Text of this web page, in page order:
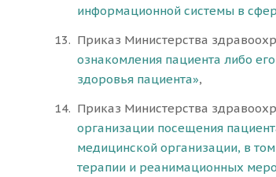
информационной системы в
Приказ Министерства
ознакомления пациента либо
здоровья пациента»,
Приказ Министерства
организации посещения
медицинской организации, в
терапии и реанимационных